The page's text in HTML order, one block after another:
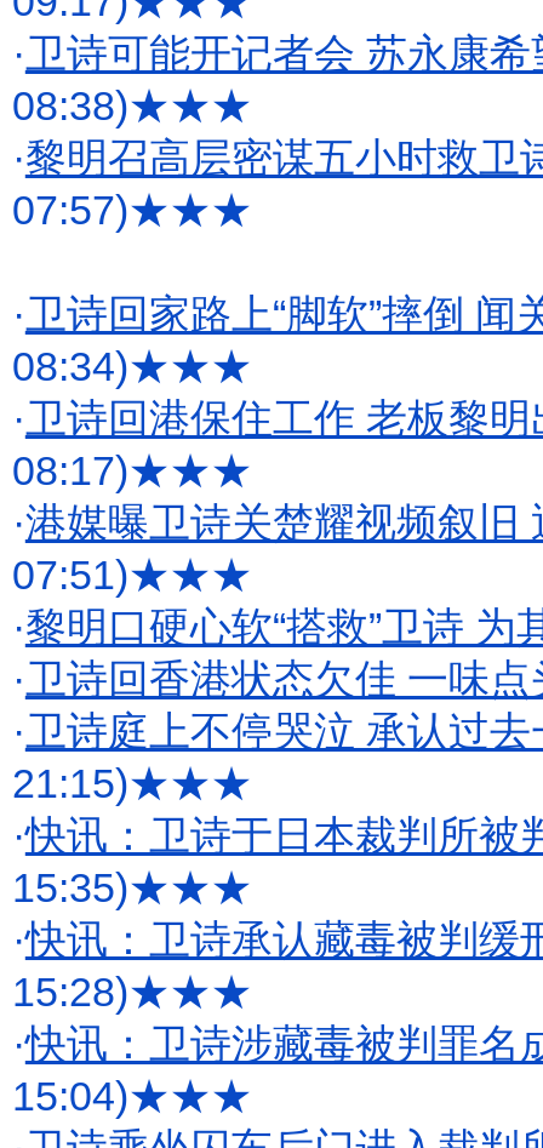
·卫诗可能开记者会 苏永康
08:38)★★★
·黎明召高层密谋五小时救卫
07:57)★★★
·卫诗回家路上“脚软”摔倒 闻
08:34)★★★
·卫诗回港保住工作 老板黎明
08:17)★★★
·港媒曝卫诗关楚耀视频叙旧
07:51)★★★
·黎明口硬心软“搭救”卫诗 为
·卫诗回香港状态欠佳 一味
·卫诗庭上不停哭泣 承认过
21:15)★★★
·快讯：卫诗于日本裁判所被
15:35)★★★
·快讯：卫诗承认藏毒被判缓
15:28)★★★
·快讯：卫诗涉藏毒被判罪名
15:04)★★★